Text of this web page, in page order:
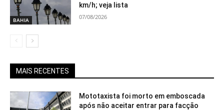
BAHIA
km/h; veja lista
07/08/2026
MAIS RECENTES
Mototaxista foi morto em emboscada
após não aceitar entrar para facção